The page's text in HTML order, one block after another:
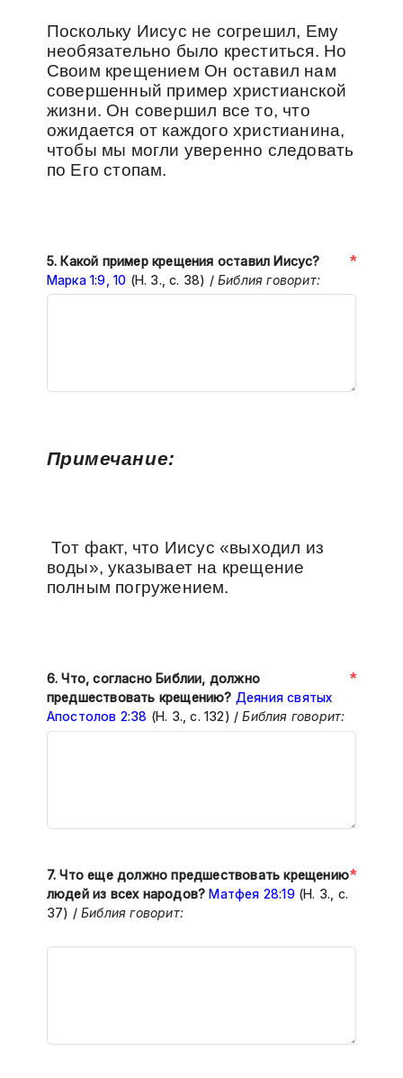
Поскольку Иисус не согрешил, Ему
необязательно было креститься. Но
Своим крещением Он оставил нам
совершенный пример христианской
жизни. Он совершил все то, что
ожидается от каждого христианина,
чтобы мы могли уверенно следовать
по Его стопам.
5. Какой пример крещения оставил Иисус?
Марка 1:9, 10 (Н. З., с. 38) /Библия говорит:
*
Примечание:
Тот факт, что Иисус «выходил из
воды», указывает на крещение
полным погружением.
6. Что, согласно Библии, должно
предшествовать крещению? Деяния святых
Апостолов 2:38 (Н. З., с. 132) /Библия говорит:
*
7. Что еще должно предшествовать крещению
людей из всех народов? Матфея 28:19(Н. З., с.
37) /Библия говорит:
*